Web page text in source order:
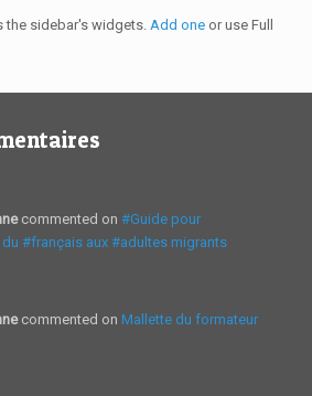
the sidebar's widgets. Add oneor use Full
commented on #Guide pour
#français aux #adultes migrants
commented on Mallette du formateur